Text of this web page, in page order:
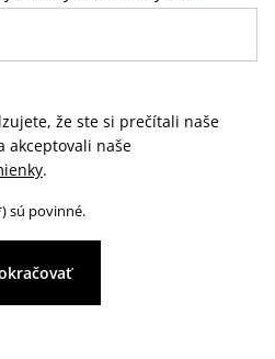
že ste si prečítali naše
akceptovali naše
.
sú povinné.